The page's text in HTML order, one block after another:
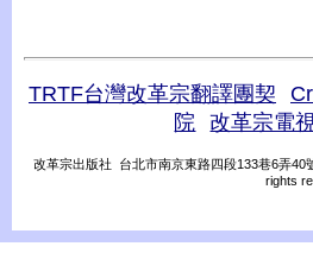
TRTF台灣改革宗翻譯團契
院
改革宗電
改革宗出版社 台北市南京東路四段133巷6弄40
rights